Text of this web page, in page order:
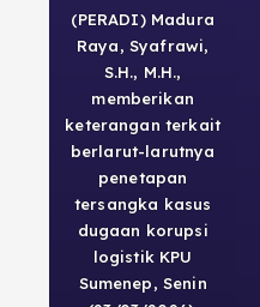
(PERADI) Madura
Raya, Syafrawi,
S.H., M.H.,
memberikan
keterangan terkait
berlarut-larutnya
penetapan
tersangka kasus
dugaan korupsi
logistik KPU
Sumenep, Senin